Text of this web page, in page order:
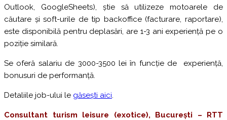
Outlook, GoogleSheets), știe să utilizeze motoarele de
căutare și soft-urile de tip backoffice (facturare, raportare),
este disponibilă pentru deplasări, are 1-3 ani experiență pe o
poziție similară.
Se oferă salariu de 3000-3500 lei în funcție de experiență,
bonusuri de performanță.
Detaliile job-ului le găsești aici.
Consultant turism leisure (exotice),
București – RTT